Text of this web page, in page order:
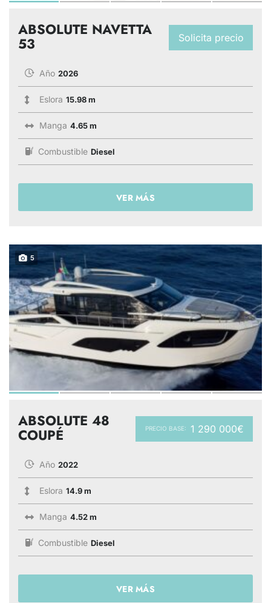
Solicita precio
ABSOLUTE NAVETTA
53
Año 2026
Eslora 15.98 m
Manga 4.65 m
Combustible Diesel
VER MÁS
5
PRECIO BASE: 1 290 000€
ABSOLUTE 48
COUPÉ
Año 2022
Eslora 14.9 m
Manga 4.52 m
Combustible Diesel
VER MÁS